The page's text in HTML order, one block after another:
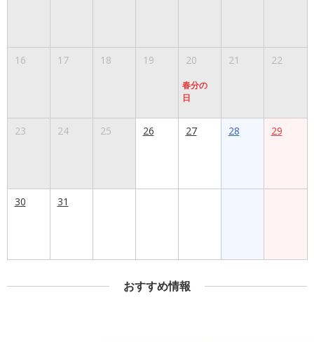
16 17 18 19 20
春分の
日
21 22
23 24 25 26 27 28 29
30 31
おすすめ情報